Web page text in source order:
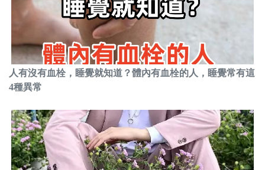
人有沒有血栓，睡覺就知道？體內有血栓的人，睡覺常有這
4種異常